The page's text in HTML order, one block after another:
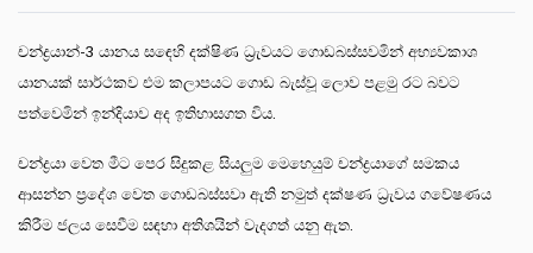
චන්ද්‍රයාන්-3 යානය සඳෙහි දක්ෂිණ ධ්‍රැවයට ගොඩබස්සවමින් අභ්‍යවකාශ
යානයක් සාර්ථකව එම කලාපයට ගොඩ බැස්වූ ලොව පළමු රට බවට
පත්වෙමින් ඉන්දියාව අද ඉතිහාසගත විය.
චන්ද්‍රයා වෙත මීට පෙර සිදුකළ සියලුම මෙහෙයුම් චන්ද්‍රයාගේ සමකය
ආසන්න ප්‍රදේශ වෙත ගොඩබස්සවා ඇති නමුත් දක්ෂණ ධ්‍රැවය ගවේෂණය
කිරීම ජලය සෙවීම සඳහා අතිශයින් වැදගත් යනු ඇත.